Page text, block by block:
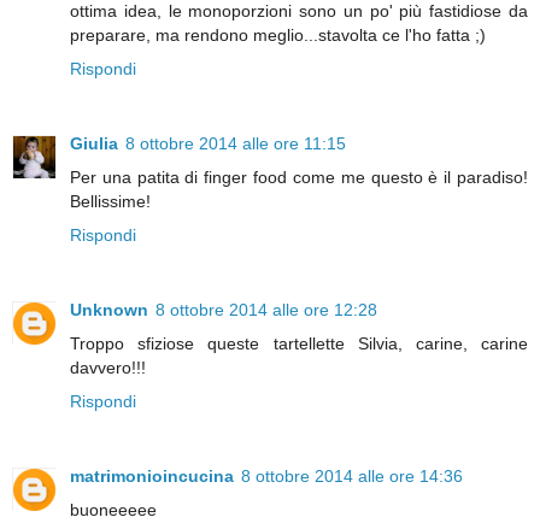
ottima idea, le monoporzioni sono un po' più fastidiose da
preparare, ma rendono meglio...stavolta ce l'ho fatta ;)
Rispondi
Giulia 8 ottobre 2014 alle ore 11:15
Per una patita di finger food come me questo è il paradiso!
Bellissime!
Rispondi
Unknown 8 ottobre 2014 alle ore 12:28
Troppo sfiziose queste tartellette Silvia, carine, carine
davvero!!!
Rispondi
matrimonioincucina 8 ottobre 2014 alle ore 14:36
buoneeeee